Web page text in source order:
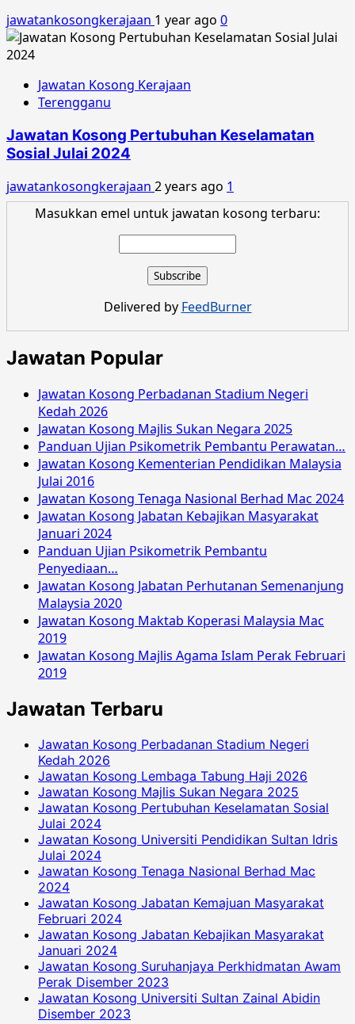
jawatankosongkerajaan 1 year ago 0
Jawatan Kosong Kerajaan
Terengganu
Jawatan Kosong Pertubuhan Keselamatan
Sosial Julai 2024
jawatankosongkerajaan 2 years ago 1
Masukkan emel untuk jawatan kosong terbaru:
Delivered by FeedBurner
Jawatan Popular
Jawatan Kosong Perbadanan Stadium Negeri
Kedah 2026
Jawatan Kosong Majlis Sukan Negara 2025
Panduan Ujian Psikometrik Pembantu Perawatan…
Jawatan Kosong Kementerian Pendidikan Malaysia
Julai 2016
Jawatan Kosong Tenaga Nasional Berhad Mac 2024
Jawatan Kosong Jabatan Kebajikan Masyarakat
Januari 2024
Panduan Ujian Psikometrik Pembantu
Penyediaan…
Jawatan Kosong Jabatan Perhutanan Semenanjung
Malaysia 2020
Jawatan Kosong Maktab Koperasi Malaysia Mac
2019
Jawatan Kosong Majlis Agama Islam Perak Februari
2019
Jawatan Terbaru
Jawatan Kosong Perbadanan Stadium Negeri
Kedah 2026
Jawatan Kosong Lembaga Tabung Haji 2026
Jawatan Kosong Majlis Sukan Negara 2025
Jawatan Kosong Pertubuhan Keselamatan Sosial
Julai 2024
Jawatan Kosong Universiti Pendidikan Sultan Idris
Julai 2024
Jawatan Kosong Tenaga Nasional Berhad Mac
2024
Jawatan Kosong Jabatan Kemajuan Masyarakat
Februari 2024
Jawatan Kosong Jabatan Kebajikan Masyarakat
Januari 2024
Jawatan Kosong Suruhanjaya Perkhidmatan Awam
Perak Disember 2023
Jawatan Kosong Universiti Sultan Zainal Abidin
Disember 2023